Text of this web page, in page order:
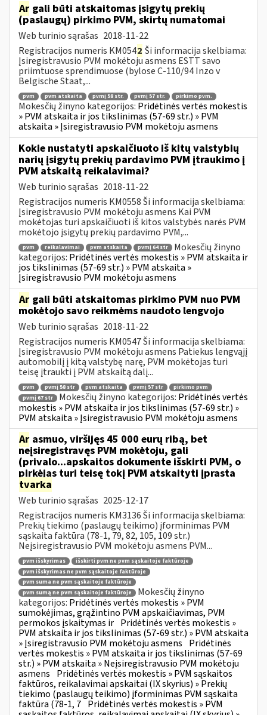
Ar gali būti atskaitomas įsigytų prekių
(paslaugų) pirkimo PVM, skirtų numatomai
Web turinio sąrašas 2018-11-22
Registracijos numeris KM0542 Ši informacija skelbiama:
Įsiregistravusio PVM mokėtoju asmens ESTT savo
priimtuose sprendimuose (bylose C-110/94 Inzo v
Belgische Staat,...
pvm pvm atskaita pvmį 58 str. pvmį 57 str. pirkimo pvm.
Mokesčių žinyno kategorijos: Pridėtinės vertės mokestis
» PVM atskaita ir jos tikslinimas (57-69 str.) » PVM
atskaita » Įsiregistravusio PVM mokėtoju asmens
Kokie nustatyti apskaičiuoto iš kitų valstybių
narių įsigytų prekių pardavimo PVM įtraukimo į
PVM atskaitą reikalavimai?
Web turinio sąrašas 2018-11-22
Registracijos numeris KM0558 Ši informacija skelbiama:
Įsiregistravusio PVM mokėtoju asmens Kai PVM
mokėtojas turi apskaičiuoti iš kitos valstybės narės PVM
mokėtojo įsigytų prekių pardavimo PVM,...
pvm reikalavimai pvm atskaita pvmį 64 str
Mokesčių žinyno
kategorijos: Pridėtinės vertės mokestis » PVM atskaita ir
jos tikslinimas (57-69 str.) » PVM atskaita »
Įsiregistravusio PVM mokėtoju asmens
Ar gali būti atskaitomas pirkimo PVM nuo PVM
mokėtojo savo reikmėms naudoto lengvojo
Web turinio sąrašas 2018-11-22
Registracijos numeris KM0547 Ši informacija skelbiama:
Įsiregistravusio PVM mokėtoju asmens Patiekus lengvąjį
automobilį į kitą valstybę narę, PVM mokėtojas turi
teisę įtraukti į PVM atskaitą dalį...
pvm pvmį 58 str pvm atskaita pvmį 57 str
pirkimo pvm
pvmį 67 str
Mokesčių žinyno kategorijos: Pridėtinės vertės
mokestis » PVM atskaita ir jos tikslinimas (57-69 str.) »
PVM atskaita » Įsiregistravusio PVM mokėtoju asmens
Ar asmuo, viršijęs 45 000 eurų ribą, bet
neįsiregistravęs PVM mokėtoju, gali
(privalo...apskaitos dokumente išskirti PVM, o
pirkėjas turi teisę tokį PVM atskaityti įprasta
tvarka
Web turinio sąrašas 2025-12-17
Registracijos numeris KM3136 Ši informacija skelbiama:
Prekių tiekimo (paslaugų teikimo) įforminimas PVM
sąskaita faktūra (78-1, 79, 82, 105, 109 str.)
Neįsiregistravusio PVM mokėtoju asmens PVM...
pvm išskyrimas
išskirti pvm ne pvm sąskaitoje faktūroje
pvm išskyrimas ne pvm sąskaitoje faktūroje
pvm suma ne pvm sąskaitoje faktūroje
pvm sumą ne pvm sąskaitoje faktūroje
Mokesčių žinyno
kategorijos: Pridėtinės vertės mokestis » PVM
sumokėjimas, grąžintino PVM apskaičiavimas, PVM
permokos įskaitymas ir Pridėtinės vertės mokestis »
PVM atskaita ir jos tikslinimas (57-69 str.) » PVM atskaita
» Įsiregistravusio PVM mokėtoju asmens Pridėtinės
vertės mokestis » PVM atskaita ir jos tikslinimas (57-69
str.) » PVM atskaita » Neįsiregistravusio PVM mokėtoju
asmens Pridėtinės vertės mokestis » PVM sąskaitos
faktūros, reikalavimai apskaitai (IX skyrius) » Prekių
tiekimo (paslaugų teikimo) įforminimas PVM sąskaita
faktūra (78-1, 7 Pridėtinės vertės mokestis » PVM